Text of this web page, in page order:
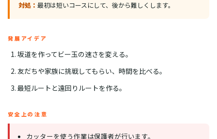
対処： 最初は短いコースにして、後から難しくします。
発展アイデア
坂道を作ってビー玉の速さを変える。
友だちや家族に挑戦してもらい、時間を比べる。
最短ルートと遠回りルートを作る。
安全上の注意
カッターを使う作業は保護者が行います。